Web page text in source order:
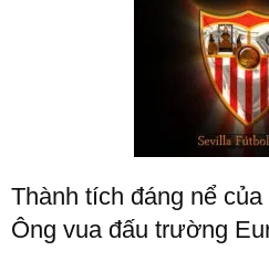
Thành tích đáng nể
Ông vua đấu trường